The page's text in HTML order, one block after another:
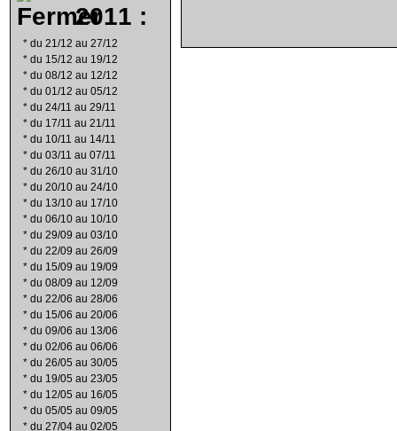
2011 :
* du 21/12 au 27/12
* du 15/12 au 19/12
* du 08/12 au 12/12
* du 01/12 au 05/12
* du 24/11 au 29/11
* du 17/11 au 21/11
* du 10/11 au 14/11
* du 03/11 au 07/11
* du 26/10 au 31/10
* du 20/10 au 24/10
* du 13/10 au 17/10
* du 06/10 au 10/10
* du 29/09 au 03/10
* du 22/09 au 26/09
* du 15/09 au 19/09
* du 08/09 au 12/09
* du 22/06 au 28/06
* du 15/06 au 20/06
* du 09/06 au 13/06
* du 02/06 au 06/06
* du 26/05 au 30/05
* du 19/05 au 23/05
* du 12/05 au 16/05
* du 05/05 au 09/05
* du 27/04 au 02/05